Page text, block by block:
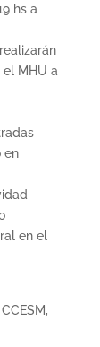
hs a
MHU a
en
en el